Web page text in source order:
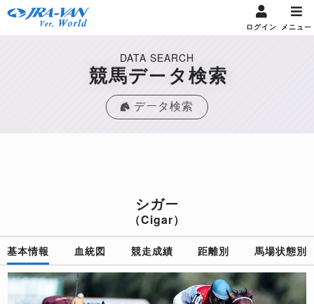
ログイン メニュー
DATA SEARCH
競馬データ検索
データ検索
シガー
（Cigar）
基本情報 血統図 競走成績 距離別 馬場状態別